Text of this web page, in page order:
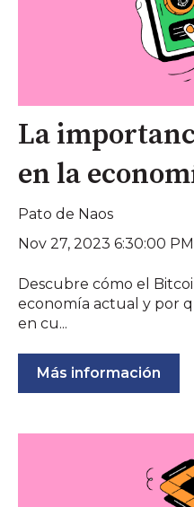
La
en la
Pato de Naos
Nov 27, 2023 6:30:00 PM
Descubre cómo el
economía actual y por
en cu...
Más información